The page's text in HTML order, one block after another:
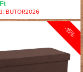
BUTOR2026
-15%